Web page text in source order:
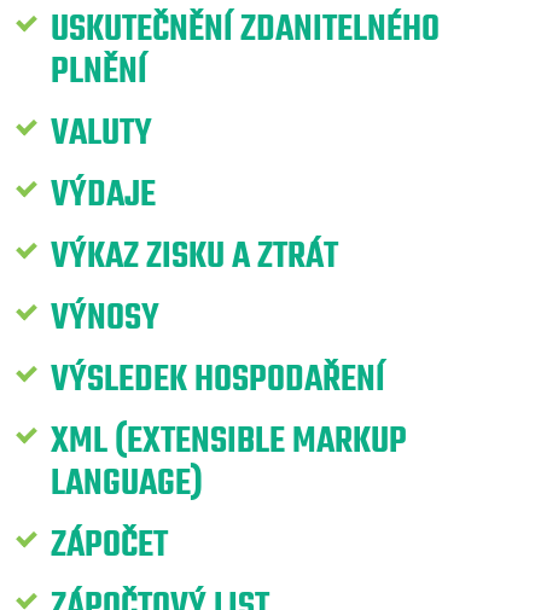
USKUTEČNĚNÍ ZDANITELNÉHO
PLNĚNÍ
VALUTY
VÝDAJE
VÝKAZ ZISKU A ZTRÁT
VÝNOSY
VÝSLEDEK HOSPODAŘENÍ
XML (EXTENSIBLE MARKUP
LANGUAGE)
ZÁPOČET